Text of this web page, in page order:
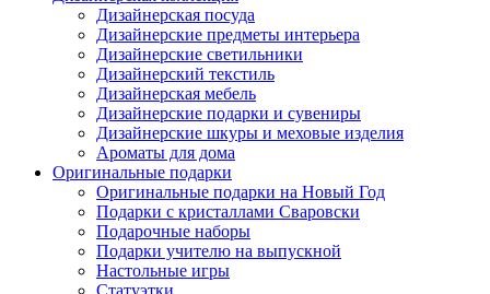
Дизайнерская посуда
Дизайнерские предметы интерьера
Дизайнерские светильники
Дизайнерский текстиль
Дизайнерская мебель
Дизайнерские подарки и сувениры
Дизайнерские шкуры и меховые изделия
Ароматы для дома
Оригинальные подарки
Оригинальные подарки на Новый Год
Подарки с кристаллами Сваровски
Подарочные наборы
Подарки учителю на выпускной
Настольные игры
Статуэтки